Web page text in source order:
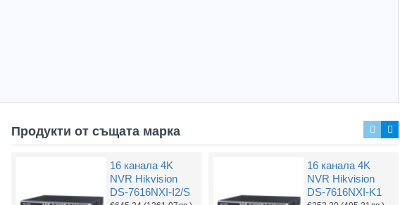
2MP PTZ IP
WizMind Dahua
PTZ83240-HNF-
2MP PTZ
WizSense IP
StarLight Dahua
Продукти от същата марка
16 канала 4K
NVR Hikvision
DS-7616NXI-I2/S
16 канала 4K
NVR Hikvision
DS-7616NXI-K1